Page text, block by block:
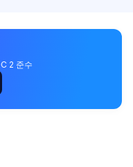
2 준수